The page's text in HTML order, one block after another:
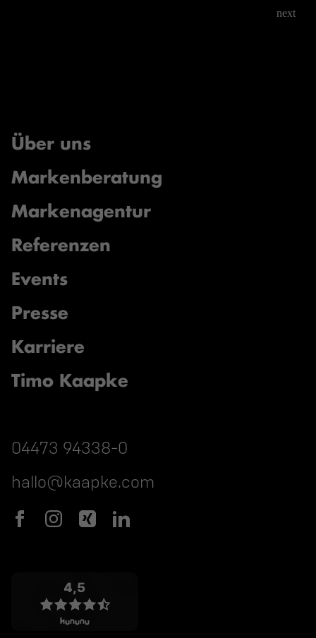
next
Über uns
Markenberatung
Markenagentur
Referenzen
Events
Presse
Karriere
Timo Kaapke
04473 94338-0
hallo@kaapke.com